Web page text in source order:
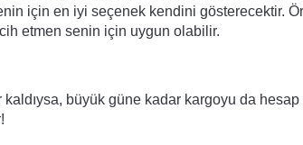
için en iyi seçenek kendini gösterecektir.
etmen senin için uygun olabilir.
büyük güne kadar kargoyu da